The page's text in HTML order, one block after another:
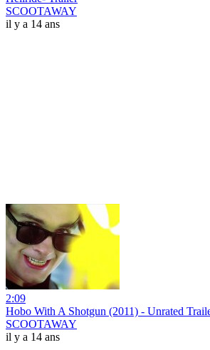
SCOOTAWAY
il y a 14 ans
2:09
Hobo With A Shotgun (2011) - Unrated
SCOOTAWAY
il y a 14 ans